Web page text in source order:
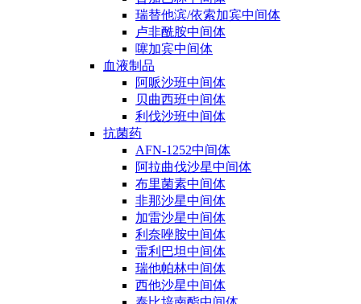
瑞替他滨/依索加宾中间体
卢非酰胺中间体
噻加宾中间体
血液制品
阿哌沙班中间体
贝曲西班中间体
利伐沙班中间体
抗菌药
AFN-1252中间体
阿拉曲伐沙星中间体
布里菌素中间体
非那沙星中间体
加雷沙星中间体
利奈唑胺中间体
雷利巴坦中间体
瑞他帕林中间体
西他沙星中间体